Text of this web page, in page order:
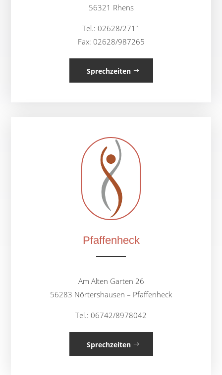
56321 Rhens
Tel.: 02628/2711
Fax: 02628/987265
Sprechzeiten
Pfaffenheck
Am Alten Garten 26
56283 Nörtershausen – Pfaffenheck
Tel.: 06742/8978042
Sprechzeiten